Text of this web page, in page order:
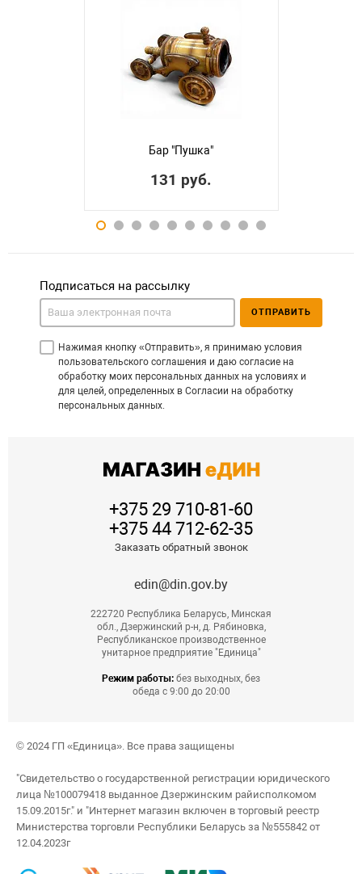
Бар "Пушка"
131 руб.
Подписаться на рассылку
Нажимая кнопку «Отправить», я принимаю условия
пользовательского соглашения и даю согласие на
обработку моих персональных данных на условиях и
для целей, определенных в Согласии на обработку
персональных данных.
ОТПРАВИТЬ
+375 29 710-81-60
+375 44 712-62-35
Заказать обратный звонок
edin@din.gov.by
222720 Республика Беларусь, Минская
обл., Дзержинский р-н, д. Рябиновка,
Республиканское производственное
унитарное предприятие "Единица"
Режим работы: без выходных, без
обеда с 9:00 до 20:00
© 2024 ГП «Единица». Все права защищены
"Свидетельство о государственной регистрации юридического
лица №100079418 выданное Дзержинским райисполкомом
15.09.2015г." и "Интернет магазин включен в торговый реестр
Министерства торговли Республики Беларусь за №555842 от
12.04.2023г